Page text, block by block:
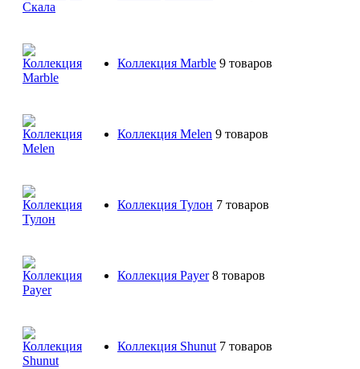
Коллекция Marble 9 товаров
Коллекция Melen 9 товаров
Коллекция Тулон 7 товаров
Коллекция Payer 8 товаров
Коллекция Shunut 7 товаров